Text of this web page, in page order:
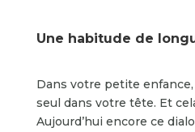
Une habitude de
Dans votre petite
seul dans votre tête. Et
Aujourd’hui encore ce